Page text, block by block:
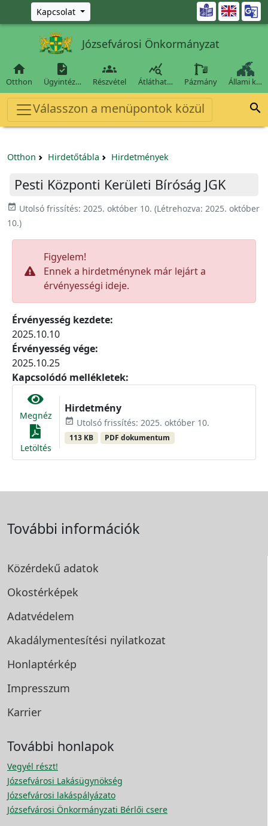
Ugrás a fő tartalomra
Kapcsolat 
Józsefvárosi Önkormányzat

Otthon

Ügyintéz…

Részvétel

Átláthat… Pázmány Állami k…
Válasszon a menüpontok közül 
Otthon Hirdetőtábla Hirdetmények
Pesti Központi Kerületi Bíróság JGK
event_available Utolsó frissítés: 2025. október 10. (Létrehozva: 2025. október
10.)
Figyelem!
Ennek a hirdetménynek már lejárt a
érvényességi ideje.
Érvényesség kezdete:
2025.10.10
Érvényesség vége:
2025.10.25
Kapcsolódó mellékletek:
Megnéz
Letöltés
Hirdetmény
event_available Utolsó frissítés: 2025. október 10.
113 KB PDF dokumentum
További információk
Közérdekű adatok
Okostérképek
Adatvédelem
Akadálymentesítési nyilatkozat
Honlaptérkép
Impresszum
Karrier
További honlapok
Vegyél részt!
Józsefvárosi Lakásügynökség
Józsefvárosi lakáspályázato
Józsefvárosi Önkormányzati Bérlői csere